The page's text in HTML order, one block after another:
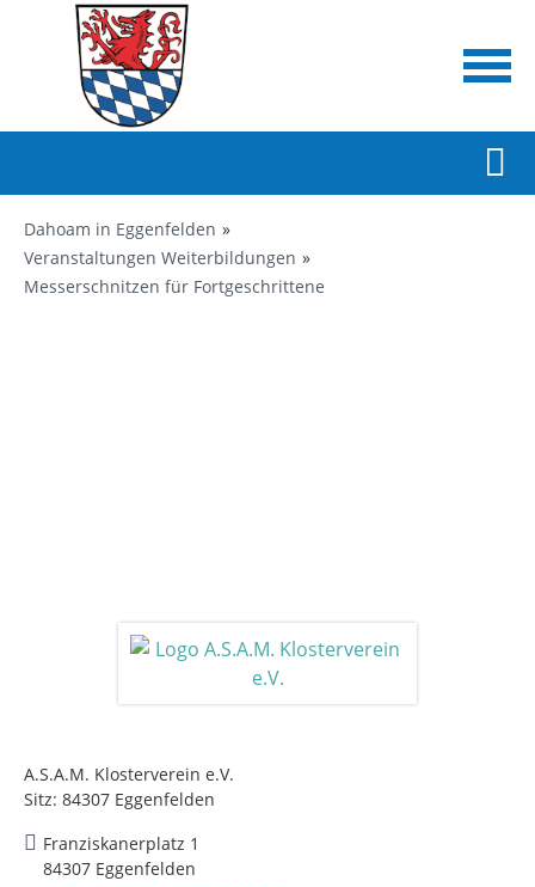
Dahoam in Eggenfelden
Veranstaltungen Weiterbildungen
Messerschnitzen für Fortgeschrittene
A.S.A.M. Klosterverein e.V.
Sitz: 84307 Eggenfelden
Franziskanerplatz 1
84307 Eggenfelden